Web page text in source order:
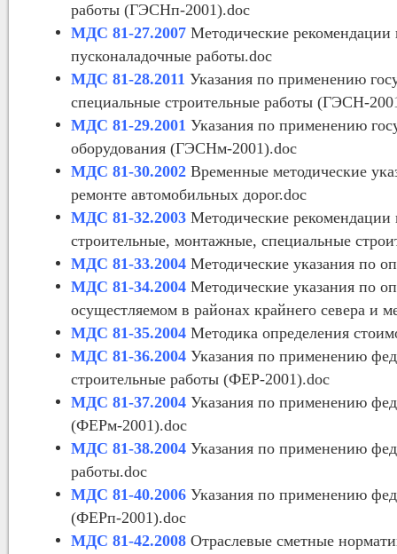
работы (ГЭСНп-2001).doc
МДС 81-27.2007 Методические
пусконаладочные работы.doc
МДС 81-28.2011 Указания по применению
специальные строительные работы (ГЭСН-
МДС 81-29.2001 Указания по применению
оборудования (ГЭСНм-2001).doc
МДС 81-30.2002 Временные методические
ремонте автомобильных дорог.doc
МДС 81-32.2003 Методические
строительные, монтажные, специальные
МДС 81-33.2004 Методические указания по
МДС 81-34.2004 Методические указания по
осущестляемом в районах крайнего севера и
МДС 81-35.2004 Методика определения
МДС 81-36.2004 Указания по применению
строительные работы (ФЕР-2001).doc
МДС 81-37.2004 Указания по применению
(ФЕРм-2001).doc
МДС 81-38.2004 Указания по применению
работы.doc
МДС 81-40.2006 Указания по применению
(ФЕРп-2001).doc
МДС 81-42.2008 Отраслевые сметные